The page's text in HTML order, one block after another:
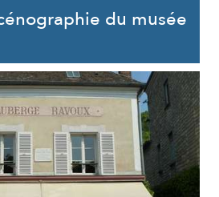
du musée